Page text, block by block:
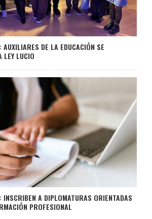
DE LA EDUCACIÓN SE
LEY LUCIO
A DIPLOMATURAS ORIENTADAS
PROFESIONAL